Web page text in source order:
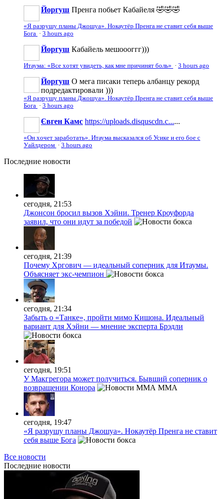
Йоргуш Пренга побьет Кабайеля 🤣🤣🤣
«Я разрушу планы Джошуа». Нокаутёр Пренга не ставит себя выше
Бога · 3 hours ago
Йоргуш Кабайель мешоооггг)))
Итаума: «Все хотят увидеть, как мне причинят боль» · 3 hours ago
Йоргуш О мега писаки теперь албанцу рекорд
подредактировали )))
«Я разрушу планы Джошуа». Нокаутёр Пренга не ставит себя выше
Бога · 3 hours ago
Євген Камс https://uploads.disquscdn.c......
«Он хочет заработать». Итаума высказался об Усике и его бое с
Уайлдером · 3 hours ago
Последние новости
сегодня, 21:53
Джонсон бросил вызов Хэйни. Тренер Кроуфорда
заявил, что они идут за победой
сегодня, 21:39
Почему Хргович — идеальный соперник для Итаумы.
Объясняет экс-чемпион
сегодня, 21:34
Забыть о «Танке», пройти мимо Кишона. Идеальный
вариант для Хэйни — мнение эксперта Брэдли
сегодня, 19:51
У Макгрегора может получиться. Бывший соперник о
возвращении Конора
MMA
сегодня, 19:47
«Я разрушу планы Джошуа». Нокаутёр Пренга не ставит
себя выше Бога
Все новости
Последние новости